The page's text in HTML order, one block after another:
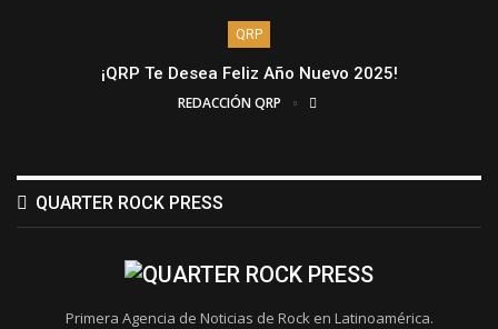
QRP
¡QRP Te Desea Feliz Año Nuevo 2025!
REDACCIÓN QRP
QUARTER ROCK PRESS
Primera Agencia de Noticias de Rock en Latinoamérica.